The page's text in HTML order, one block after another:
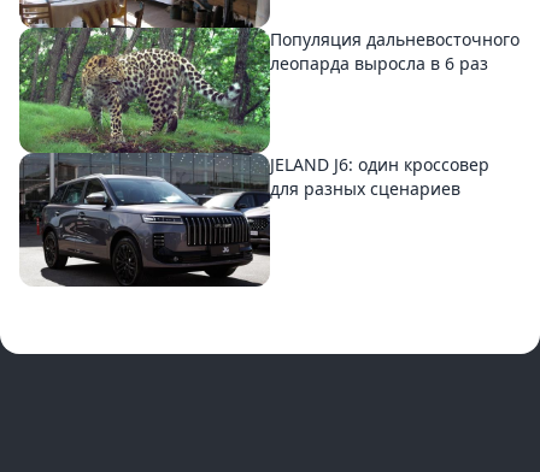
Популяция дальневосточного
леопарда выросла в 6 раз
JELAND J6: один кроссовер
для разных сценариев